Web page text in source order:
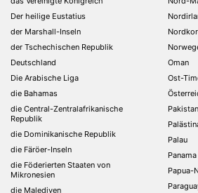
Der heilige Eustatius
der Marshall-Inseln
der Tschechischen Republik
Deutschland
Die Arabische Liga
die Bahamas
die Central-Zentralafrikanische
Republik
die Dominikanische Republik
die Färöer-Inseln
die Föderierten Staaten von
Mikronesien
die Malediven
Oman
Ost-
Pakistan
Palau
Panama
Papua-